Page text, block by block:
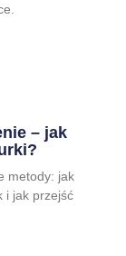
– jak
metody: jak
i jak przejść